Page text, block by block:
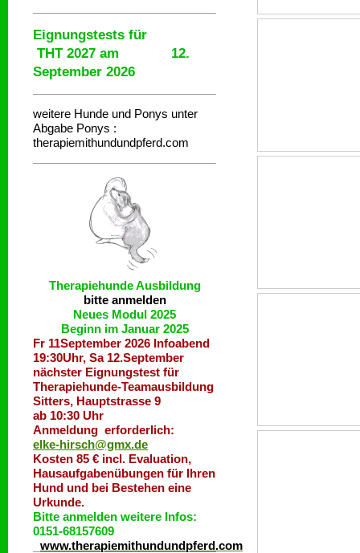
Eignungstests für
THT 2027 am 12.
September 2026
weitere Hunde und Ponys unter
Abgabe Ponys :
therapiemithundundpferd.com
Therapiehunde Ausbildung
bitte anmelden
Neues Modul 2025
Beginn im Januar 2025
Fr 11September 2026 Infoabend
19:30Uhr, Sa 12.September
nächster Eignungstest für
Therapiehunde-Teamausbildung
Sitters, Hauptstrasse 9
ab 10:30 Uhr
Anmeldung erforderlich:
elke-hirsch@gmx.de
Kosten 85 € incl. Evaluation,
Hausaufgabenübungen für Ihren
Hund und bei Bestehen eine
Urkunde.
Bitte anmelden weitere Infos:
0151-68157609
www.therapiemithundundpferd.com